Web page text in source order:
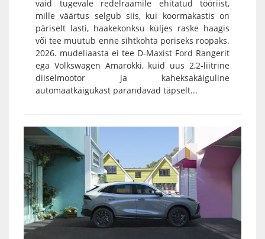
vaid tugevale redelraamile ehitatud tööriist,
mille väärtus selgub siis, kui koormakastis on
päriselt lasti, haakekonksu küljes raske haagis
või tee muutub enne sihtkohta poriseks roopaks.
2026. mudeliaasta ei tee D-Maxist Ford Rangerit
ega Volkswagen Amarokki, kuid uus 2,2-liitrine
diiselmootor ja kaheksakäiguline
automaatkäigukast parandavad täpselt...